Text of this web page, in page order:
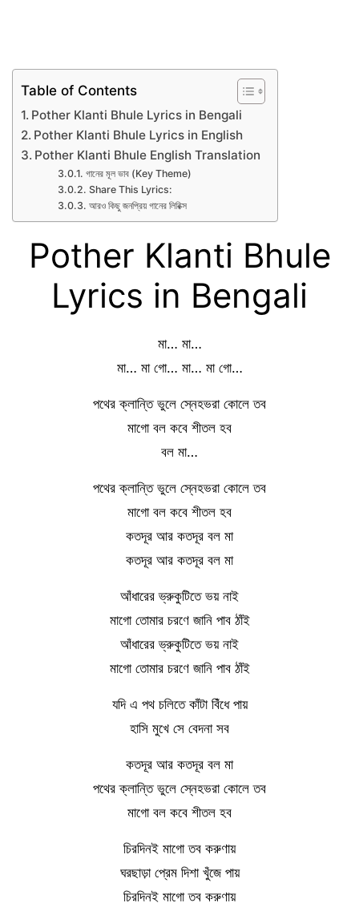
Table of Contents
Pother Klanti Bhule Lyrics in Bengali
Pother Klanti Bhule Lyrics in English
Pother Klanti Bhule English Translation
গানের মূল ভাব (Key Theme)
Share This Lyrics:
আরও কিছু জনপ্রিয় গানের লিরিক্স
Pother Klanti Bhule
Lyrics in Bengali
মা… মা…
মা… মা গো… মা… মা গো…
পথের ক্লান্তি ভুলে স্নেহভরা কোলে তব
মাগো বল কবে শীতল হব
বল মা…
পথের ক্লান্তি ভুলে স্নেহভরা কোলে তব
মাগো বল কবে শীতল হব
কতদূর আর কতদূর বল মা
কতদূর আর কতদূর বল মা
আঁধারের ভ্রুকুটিতে ভয় নাই
মাগো তোমার চরণে জানি পাব ঠাঁই
আঁধারের ভ্রুকুটিতে ভয় নাই
মাগো তোমার চরণে জানি পাব ঠাঁই
যদি এ পথ চলিতে কাঁটা বিঁধে পায়
হাসি মুখে সে বেদনা সব
কতদূর আর কতদূর বল মা
পথের ক্লান্তি ভুলে স্নেহভরা কোলে তব
মাগো বল কবে শীতল হব
চিরদিনই মাগো তব করুণায়
ঘরছাড়া প্রেম দিশা খুঁজে পায়
চিরদিনই মাগো তব করুণায়